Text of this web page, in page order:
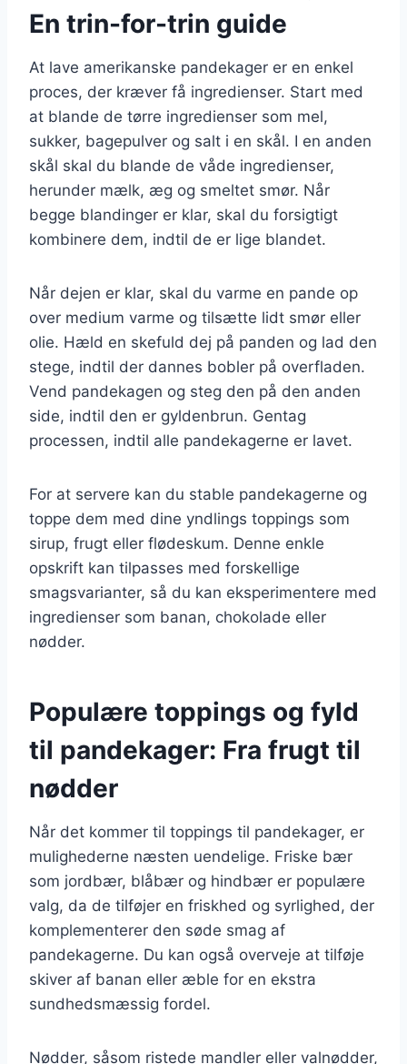
En trin-for-trin guide
At lave amerikanske pandekager er en enkel
proces, der kræver få ingredienser. Start med
at blande de tørre ingredienser som mel,
sukker, bagepulver og salt i en skål. I en anden
skål skal du blande de våde ingredienser,
herunder mælk, æg og smeltet smør. Når
begge blandinger er klar, skal du forsigtigt
kombinere dem, indtil de er lige blandet.
Når dejen er klar, skal du varme en pande op
over medium varme og tilsætte lidt smør eller
olie. Hæld en skefuld dej på panden og lad den
stege, indtil der dannes bobler på overfladen.
Vend pandekagen og steg den på den anden
side, indtil den er gyldenbrun. Gentag
processen, indtil alle pandekagerne er lavet.
For at servere kan du stable pandekagerne og
toppe dem med dine yndlings toppings som
sirup, frugt eller flødeskum. Denne enkle
opskrift kan tilpasses med forskellige
smagsvarianter, så du kan eksperimentere med
ingredienser som banan, chokolade eller
nødder.
Populære toppings og fyld
til pandekager: Fra frugt til
nødder
Når det kommer til toppings til pandekager, er
mulighederne næsten uendelige. Friske bær
som jordbær, blåbær og hindbær er populære
valg, da de tilføjer en friskhed og syrlighed, der
komplementerer den søde smag af
pandekagerne. Du kan også overveje at tilføje
skiver af banan eller æble for en ekstra
sundhedsmæssig fordel.
Nødder, såsom ristede mandler eller valnødder,